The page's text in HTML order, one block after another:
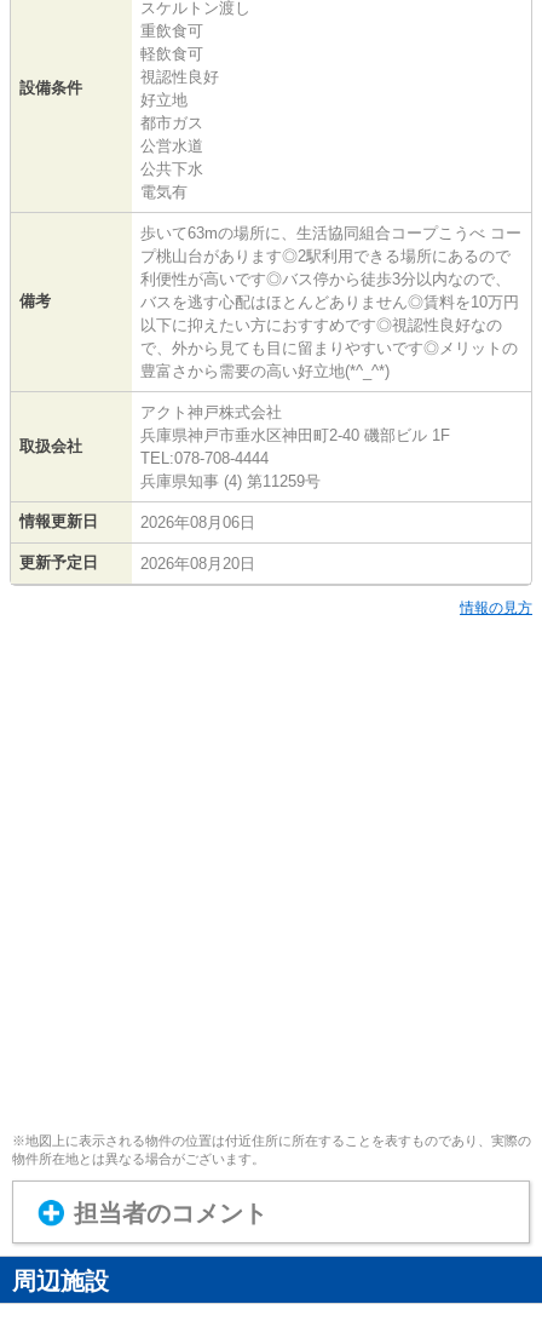
設備条件
スケルトン渡し
重飲食可
軽飲食可
視認性良好
好立地
都市ガス
公営水道
公共下水
電気有
備考
歩いて63mの場所に、生活協同組合コープこうべ コー
プ桃山台があります◎2駅利用できる場所にあるので
利便性が高いです◎バス停から徒歩3分以内なので、
バスを逃す心配はほとんどありません◎賃料を10万円
以下に抑えたい方におすすめです◎視認性良好なの
で、外から見ても目に留まりやすいです◎メリットの
豊富さから需要の高い好立地(*^_^*)
取扱会社
アクト神戸株式会社
兵庫県神戸市垂水区神田町2-40 磯部ビル 1F
TEL:078-708-4444
兵庫県知事 (4) 第11259号
情報更新日 2026年08月06日
更新予定日 2026年08月20日
情報の見方
※地図上に表示される物件の位置は付近住所に所在することを表すものであり、実際の
物件所在地とは異なる場合がございます。
担当者のコメント
周辺施設